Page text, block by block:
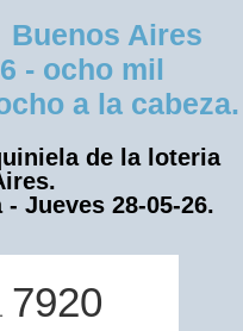
Aires
- ocho mil
a la cabeza.
de la loteria
Jueves 28-05-26.
7920